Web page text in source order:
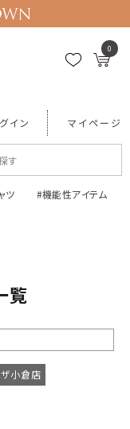
0
イン マイページ
ツ #機能性アイテム
覧
小倉店